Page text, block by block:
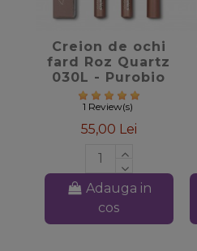
favorite_border
Creion de ochi
fard Roz Quartz
030L - Purobio
1 Review(s)
55,00 Lei
Adauga in
cos